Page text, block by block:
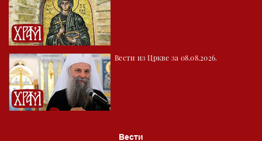
Вести из Цркве за 08.08.2026.
Вести